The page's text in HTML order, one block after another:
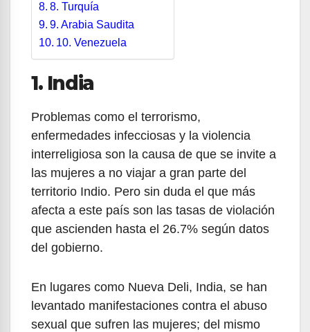
8. Turquía
9. Arabia Saudita
10. Venezuela
1. India
Problemas como el terrorismo,
enfermedades infecciosas y la violencia
interreligiosa son la causa de que se invite a
las mujeres a no viajar a gran parte del
territorio Indio. Pero sin duda el que más
afecta a este país son las tasas de violación
que ascienden hasta el 26.7% según datos
del gobierno.
En lugares como Nueva Deli, India, se han
levantado manifestaciones contra el abuso
sexual que sufren las mujeres; del mismo